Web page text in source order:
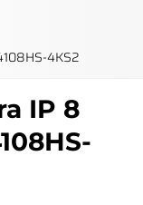
4KS2
IP 8